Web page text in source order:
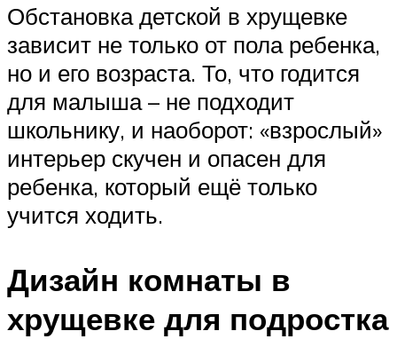
Обстановка детской в хрущевке
зависит не только от пола ребенка,
но и его возраста. То, что годится
для малыша – не подходит
школьнику, и наоборот: «взрослый»
интерьер скучен и опасен для
ребенка, который ещё только
учится ходить.
Дизайн комнаты в
хрущевке для подростка